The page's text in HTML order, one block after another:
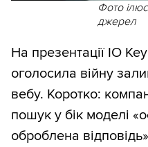
Фото
джерел
На презентації IO
оголосила війну
вебу. Коротко:
пошук у бік моделі
оброблена